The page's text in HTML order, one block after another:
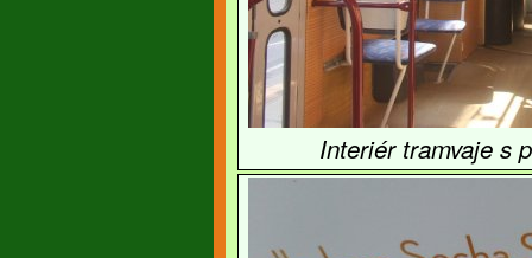
Interiér tramvaje s